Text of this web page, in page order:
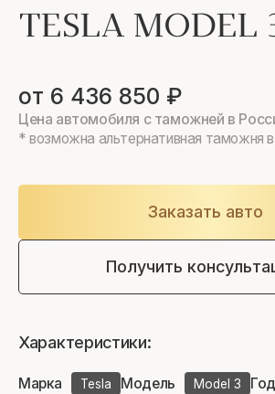
TESLA MODEL
от 6 436 850 ₽
Цена автомобиля с таможней в
* возможна альтернативная таможня
Заказать авто
Получить
Характеристики:
Марка Tesla Модель Model 3 Год